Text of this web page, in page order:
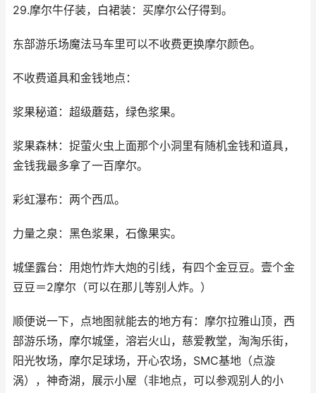
29.摩尔牛仔装，白裙装：买摩尔公仔得到。
东部游乐场魔法马车里可以不收费更换摩尔颜色。
不收费道具和金钱地点：
浆果秘道：超级蘑菇，绿色浆果。
浆果森林：捉萤火虫上面那个小洞里有随机金钱和道具，
金钱我最多拿了一百摩尔。
彩虹瀑布：两个西瓜。
力量之泉：黑色浆果，石像果实。
城堡露台：用炮竹炸大炮的引线，有四个金豆豆。壹个金
豆豆＝2摩尔（可以在那儿等别人炸。）
顺便说一下，点地图就能去的地方有：摩尔拉雅山顶，西
部游乐场，摩尔城堡，溶岩火山，慈爱教堂，淘淘乐街，
阳光牧场，摩尔足球场，开心农场，SMC基地（点漩
涡），神奇湖，展示小屋（非地点，可以参观别人的小